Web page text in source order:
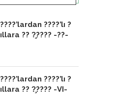
????’lardan ????’lı ?
ıllara ?? ?̧???? -??-
????’lardan ????’lı ?
ıllara ?? ?̧???? -VI-